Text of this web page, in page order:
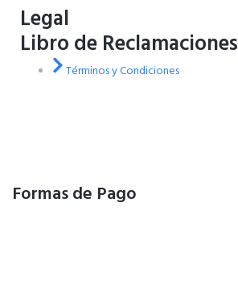
Legal
Libro de Reclamaciones
Términos y Condiciones
Formas de Pago